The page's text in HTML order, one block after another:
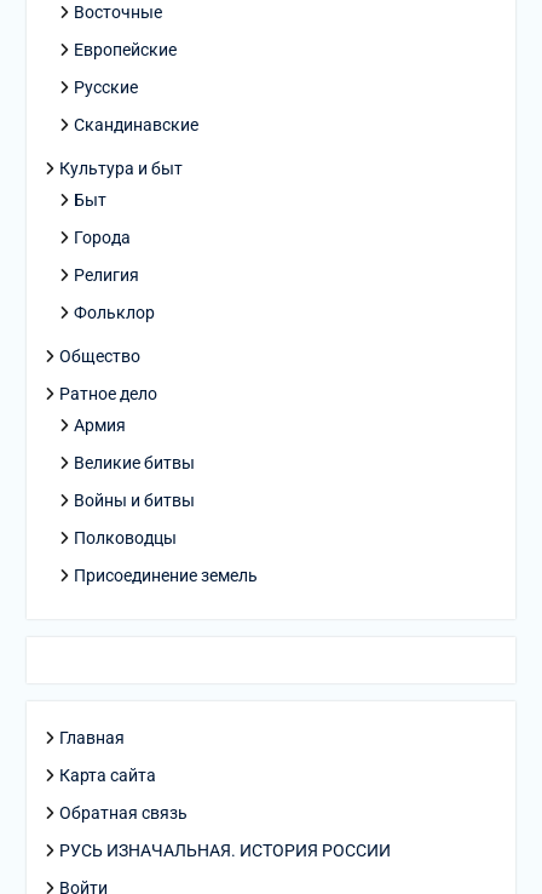
Восточные
Европейские
Русские
Скандинавские
Культура и быт
Быт
Города
Религия
Фольклор
Общество
Ратное дело
Армия
Великие битвы
Войны и битвы
Полководцы
Присоединение земель
Главная
Карта сайта
Обратная связь
РУСЬ ИЗНАЧАЛЬНАЯ. ИСТОРИЯ РОССИИ
Войти